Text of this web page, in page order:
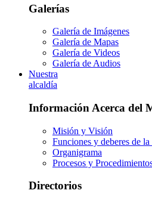
Galerías
Galería de Imágenes
Galería de Mapas
Galería de Videos
Galería de Audios
Nuestra
alcaldía
Información Acerca del
Misión y Visión
Funciones y deberes de la
Organigrama
Procesos y
Directorios